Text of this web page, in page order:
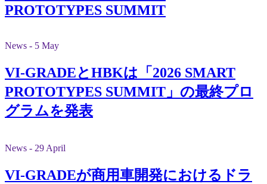
PROTOTYPES SUMMIT
News - 5 May
VI-GRADEとHBKは「2026 SMART
PROTOTYPES SUMMIT」の最終プロ
グラムを発表
News - 29 April
VI-GRADEが商用車開発におけるドラ